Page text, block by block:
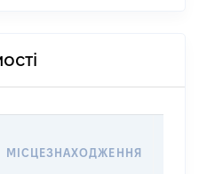
МІСЦЕЗНАХОДЖЕННЯ